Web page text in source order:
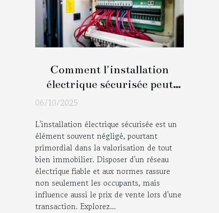
Comment l'installation
électrique sécurisée peut
augmenter la valeur de votre
06/10/2025
L'installation électrique sécurisée est un
élément souvent négligé, pourtant
primordial dans la valorisation de tout
bien immobilier. Disposer d'un réseau
électrique fiable et aux normes rassure
non seulement les occupants, mais
influence aussi le prix de vente lors d'une
transaction. Explorez...